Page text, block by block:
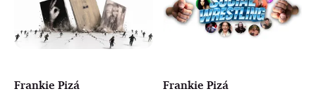
Frankie Pizá Frankie Pizá